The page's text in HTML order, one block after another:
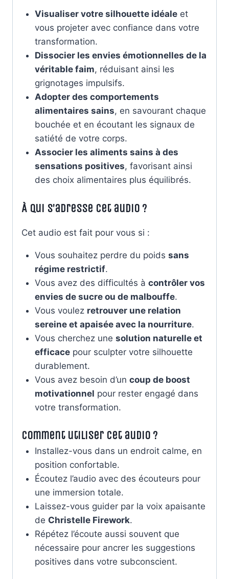
Visualiser votre silhouette idéaleet
vous projeter avec confiance dans votre
transformation.
Dissocier les envies émotionnelles de la
véritable faim, réduisant ainsi les
grignotages impulsifs.
Adopter des comportements
alimentaires sains, en savourant chaque
bouchée et en écoutant les signaux de
satiété de votre corps.
Associer les aliments sains à des
sensations positives, favorisant ainsi
des choix alimentaires plus équilibrés.
À qui s’adresse cet audio ?
Cet audio est fait pour vous si :
Vous souhaitez perdre du poids sans
régime restrictif.
Vous avez des difficultés à contrôler vos
envies de sucre ou de malbouffe.
Vous voulez retrouver une relation
sereine et apaisée avec la nourriture.
Vous cherchez une solution naturelle et
efficacepour sculpter votre silhouette
durablement.
Vous avez besoin d’un coup de boost
motivationnel pour rester engagé dans
votre transformation.
Comment utiliser cet audio ?
Installez-vous dans un endroit calme, en
position confortable.
Écoutez l’audio avec des écouteurs pour
une immersion totale.
Laissez-vous guider par la voix apaisante
de Christelle Firework.
Répétez l’écoute aussi souvent que
nécessaire pour ancrer les suggestions
positives dans votre subconscient.